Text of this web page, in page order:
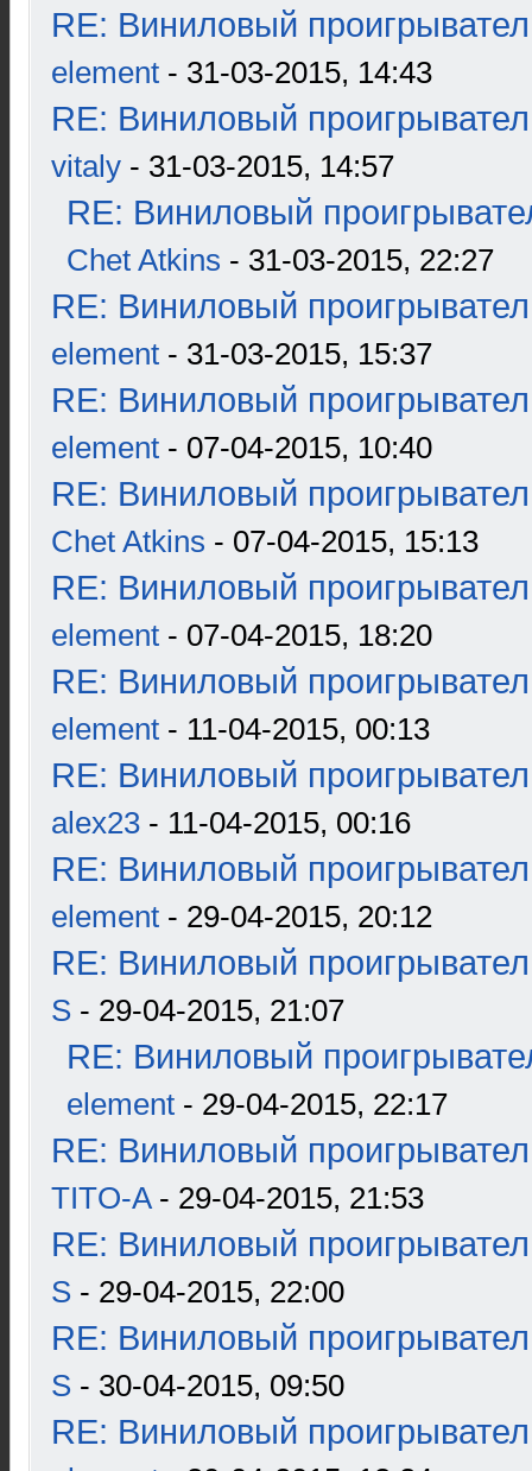
RE: Виниловый
element - 31-03-2015, 14:43
RE: Виниловый
vitaly - 31-03-2015, 14:57
RE: Виниловый
Chet Atkins - 31-03-2015, 22:27
RE: Виниловый
element - 31-03-2015, 15:37
RE: Виниловый
element - 07-04-2015, 10:40
RE: Виниловый
Chet Atkins - 07-04-2015, 15:13
RE: Виниловый
element - 07-04-2015, 18:20
RE: Виниловый
element - 11-04-2015, 00:13
RE: Виниловый
alex23 - 11-04-2015, 00:16
RE: Виниловый
element - 29-04-2015, 20:12
RE: Виниловый
S - 29-04-2015, 21:07
RE: Виниловый
element - 29-04-2015, 22:17
RE: Виниловый
TITO-A- 29-04-2015, 21:53
RE: Виниловый
S - 29-04-2015, 22:00
RE: Виниловый
S - 30-04-2015, 09:50
RE: Виниловый